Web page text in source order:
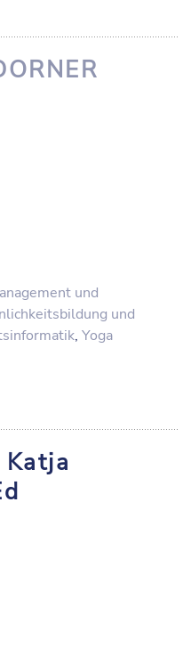
und
und
, Yoga